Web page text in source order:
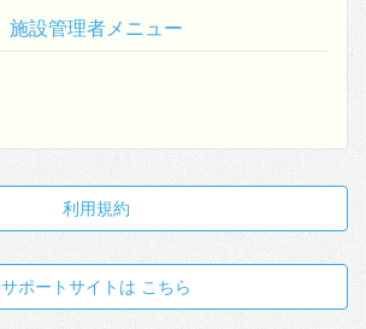
施設管理者メニュー
利用規約
サポートサイトは こちら